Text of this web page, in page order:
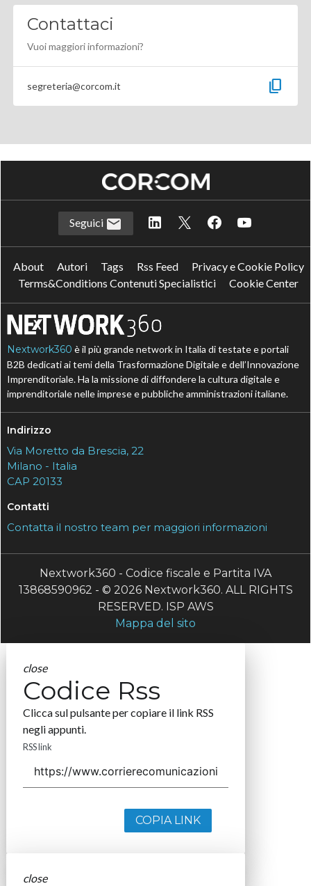
Contattaci
Vuoi maggiori informazioni?
segreteria@corcom.it content_copy
Seguici
About Autori Tags Rss Feed
Privacy e Cookie Policy
Terms&Conditions Contenuti Specialistici
Cookie Center
Nextwork360 è il più grande network in Italia di testate e portali
B2B dedicati ai temi della Trasformazione Digitale e dell’Innovazione
Imprenditoriale. Ha la missione di diffondere la cultura digitale e
imprenditoriale nelle imprese e pubbliche amministrazioni italiane.
Indirizzo
Via Moretto da Brescia, 22
Milano - Italia
CAP 20133
Contatti
Contatta il nostro team per maggiori informazioni
Nextwork360 - Codice fiscale e Partita IVA
13868590962 - © 2026 Nextwork360. ALL RIGHTS
RESERVED. ISP AWS
Mappa del sito
close
Codice Rss
Clicca sul pulsante per copiare il link RSS
negli appunti.
RSS link
COPIA LINK
close